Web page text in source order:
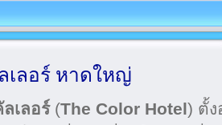
เลอร์ หาดใหญ่
เลอร์(The Color Hotel) ตั้ง